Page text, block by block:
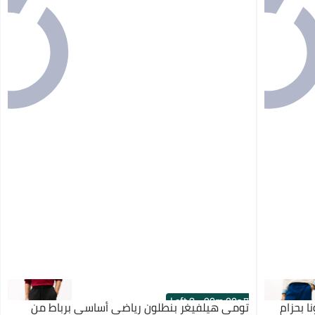
بحزام 00m:00s
·
8 Left
تومي هيلفيغر بنطلون رياضي أساسي برباط من